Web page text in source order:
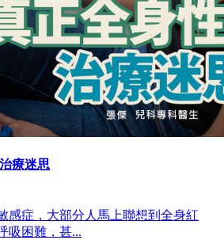
療迷思
感症，大部分人馬上聯想到全身紅
吸困難，甚...